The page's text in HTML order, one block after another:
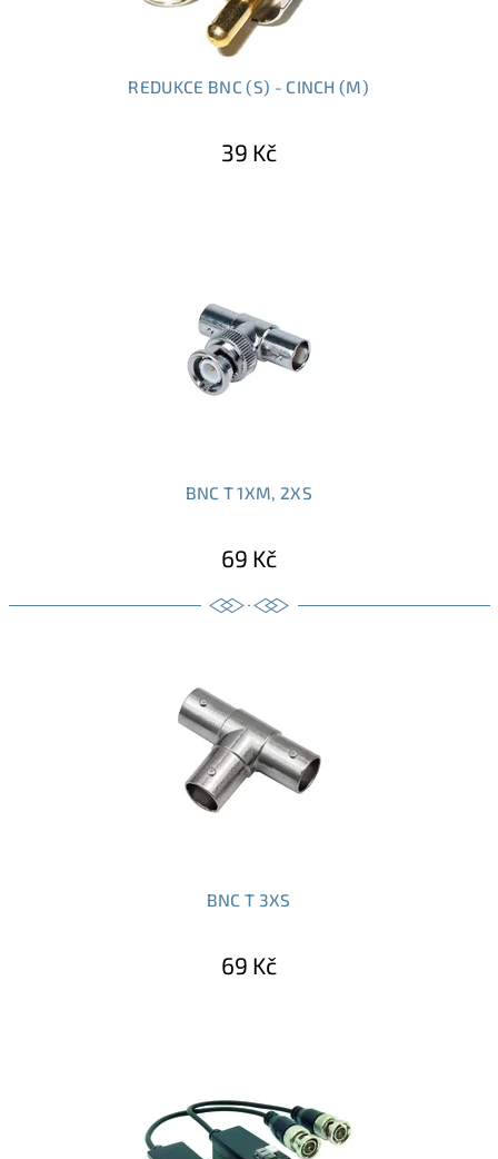
REDUKCE BNC (S) - CINCH (M)
39 Kč
BNC T 1XM, 2XS
69 Kč
BNC T 3XS
69 Kč